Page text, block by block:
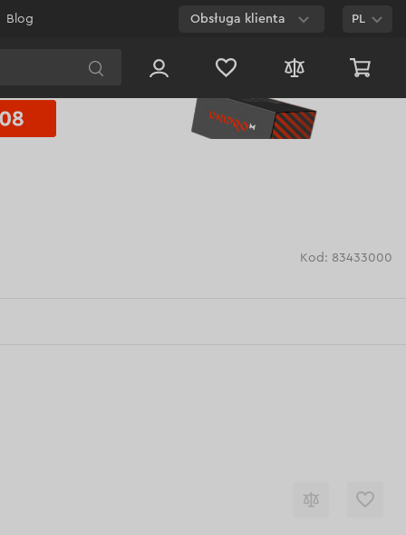
Blog Obsługa klienta
Czat na
stronie
PL
Kod: 83433000